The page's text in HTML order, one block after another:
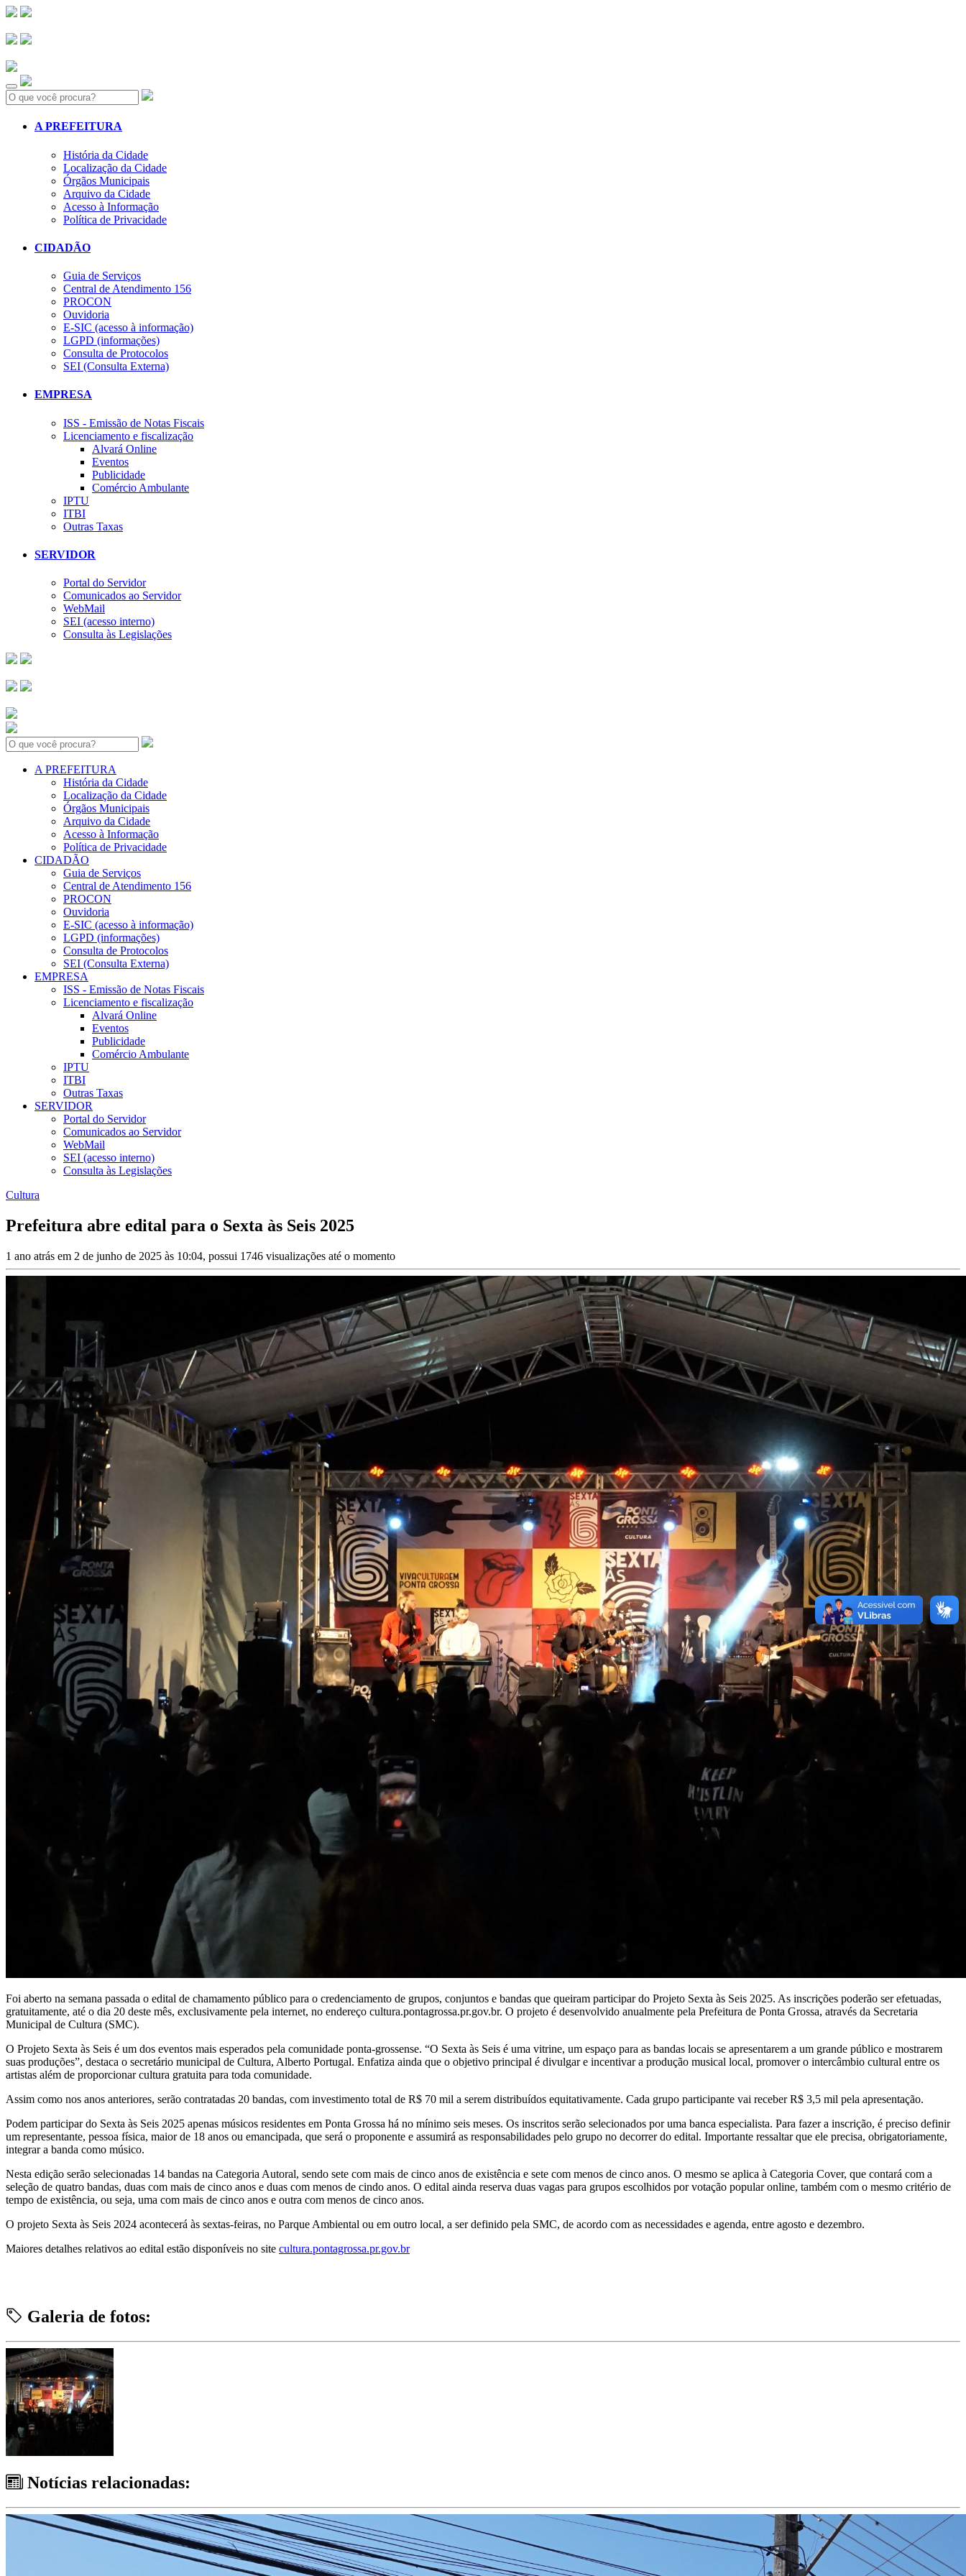
Search:
A PREFEITURA
História da Cidade
Localização da Cidade
Órgãos Municipais
Arquivo da Cidade
Acesso à Informação
Política de Privacidade
CIDADÃO
Guia de Serviços
Central de Atendimento 156
PROCON
Ouvidoria
E-SIC (acesso à informação)
LGPD (informações)
Consulta de Protocolos
SEI (Consulta Externa)
EMPRESA
ISS - Emissão de Notas Fiscais
Licenciamento e fiscalização
Alvará Online
Eventos
Publicidade
Comércio Ambulante
IPTU
ITBI
Outras Taxas
SERVIDOR
Portal do Servidor
Comunicados ao Servidor
WebMail
SEI (acesso interno)
Consulta às Legislações
Search:
A PREFEITURA
História da Cidade
Localização da Cidade
Órgãos Municipais
Arquivo da Cidade
Acesso à Informação
Política de Privacidade
CIDADÃO
Guia de Serviços
Central de Atendimento 156
PROCON
Ouvidoria
E-SIC (acesso à informação)
LGPD (informações)
Consulta de Protocolos
SEI (Consulta Externa)
EMPRESA
ISS - Emissão de Notas Fiscais
Licenciamento e fiscalização
Alvará Online
Eventos
Publicidade
Comércio Ambulante
IPTU
ITBI
Outras Taxas
SERVIDOR
Portal do Servidor
Comunicados ao Servidor
WebMail
SEI (acesso interno)
Consulta às Legislações
Cultura
Prefeitura abre edital para o Sexta às Seis 2025
1 ano atrás em 2 de junho de 2025 às 10:04, possui 1746 visualizações até o momento
Foi aberto na semana passada o edital de chamamento público para o credenciamento de grupos, conjuntos e bandas que queiram participar do Projeto Sexta às Seis 2025. As inscrições poderão ser efetuadas,
gratuitamente, até o dia 20 deste mês, exclusivamente pela internet, no endereço cultura.pontagrossa.pr.gov.br. O projeto é desenvolvido anualmente pela Prefeitura de Ponta Grossa, através da Secretaria
Municipal de Cultura (SMC).
O Projeto Sexta às Seis é um dos eventos mais esperados pela comunidade ponta-grossense. “O Sexta às Seis é uma vitrine, um espaço para as bandas locais se apresentarem a um grande público e mostrarem
suas produções”, destaca o secretário municipal de Cultura, Alberto Portugal. Enfatiza ainda que o objetivo principal é divulgar e incentivar a produção musical local, promover o intercâmbio cultural entre os
artistas além de proporcionar cultura gratuita para toda comunidade.
Assim como nos anos anteriores, serão contratadas 20 bandas, com investimento total de R$ 70 mil a serem distribuídos equitativamente. Cada grupo participante vai receber R$ 3,5 mil pela apresentação.
Podem participar do Sexta às Seis 2025 apenas músicos residentes em Ponta Grossa há no mínimo seis meses. Os inscritos serão selecionados por uma banca especialista. Para fazer a inscrição, é preciso definir
um representante, pessoa física, maior de 18 anos ou emancipada, que será o proponente e assumirá as responsabilidades pelo grupo no decorrer do edital. Importante ressaltar que ele precisa, obrigatoriamente,
integrar a banda como músico.
Nesta edição serão selecionadas 14 bandas na Categoria Autoral, sendo sete com mais de cinco anos de existência e sete com menos de cinco anos. O mesmo se aplica à Categoria Cover, que contará com a
seleção de quatro bandas, duas com mais de cinco anos e duas com menos de cindo anos. O edital ainda reserva duas vagas para grupos escolhidos por votação popular online, também com o mesmo critério de
tempo de existência, ou seja, uma com mais de cinco anos e outra com menos de cinco anos.
O projeto Sexta às Seis 2024 acontecerá às sextas-feiras, no Parque Ambiental ou em outro local, a ser definido pela SMC, de acordo com as necessidades e agenda, entre agosto e dezembro.
Maiores detalhes relativos ao edital estão disponíveis no site cultura.pontagrossa.pr.gov.br
Galeria de fotos:
Notícias relacionadas: